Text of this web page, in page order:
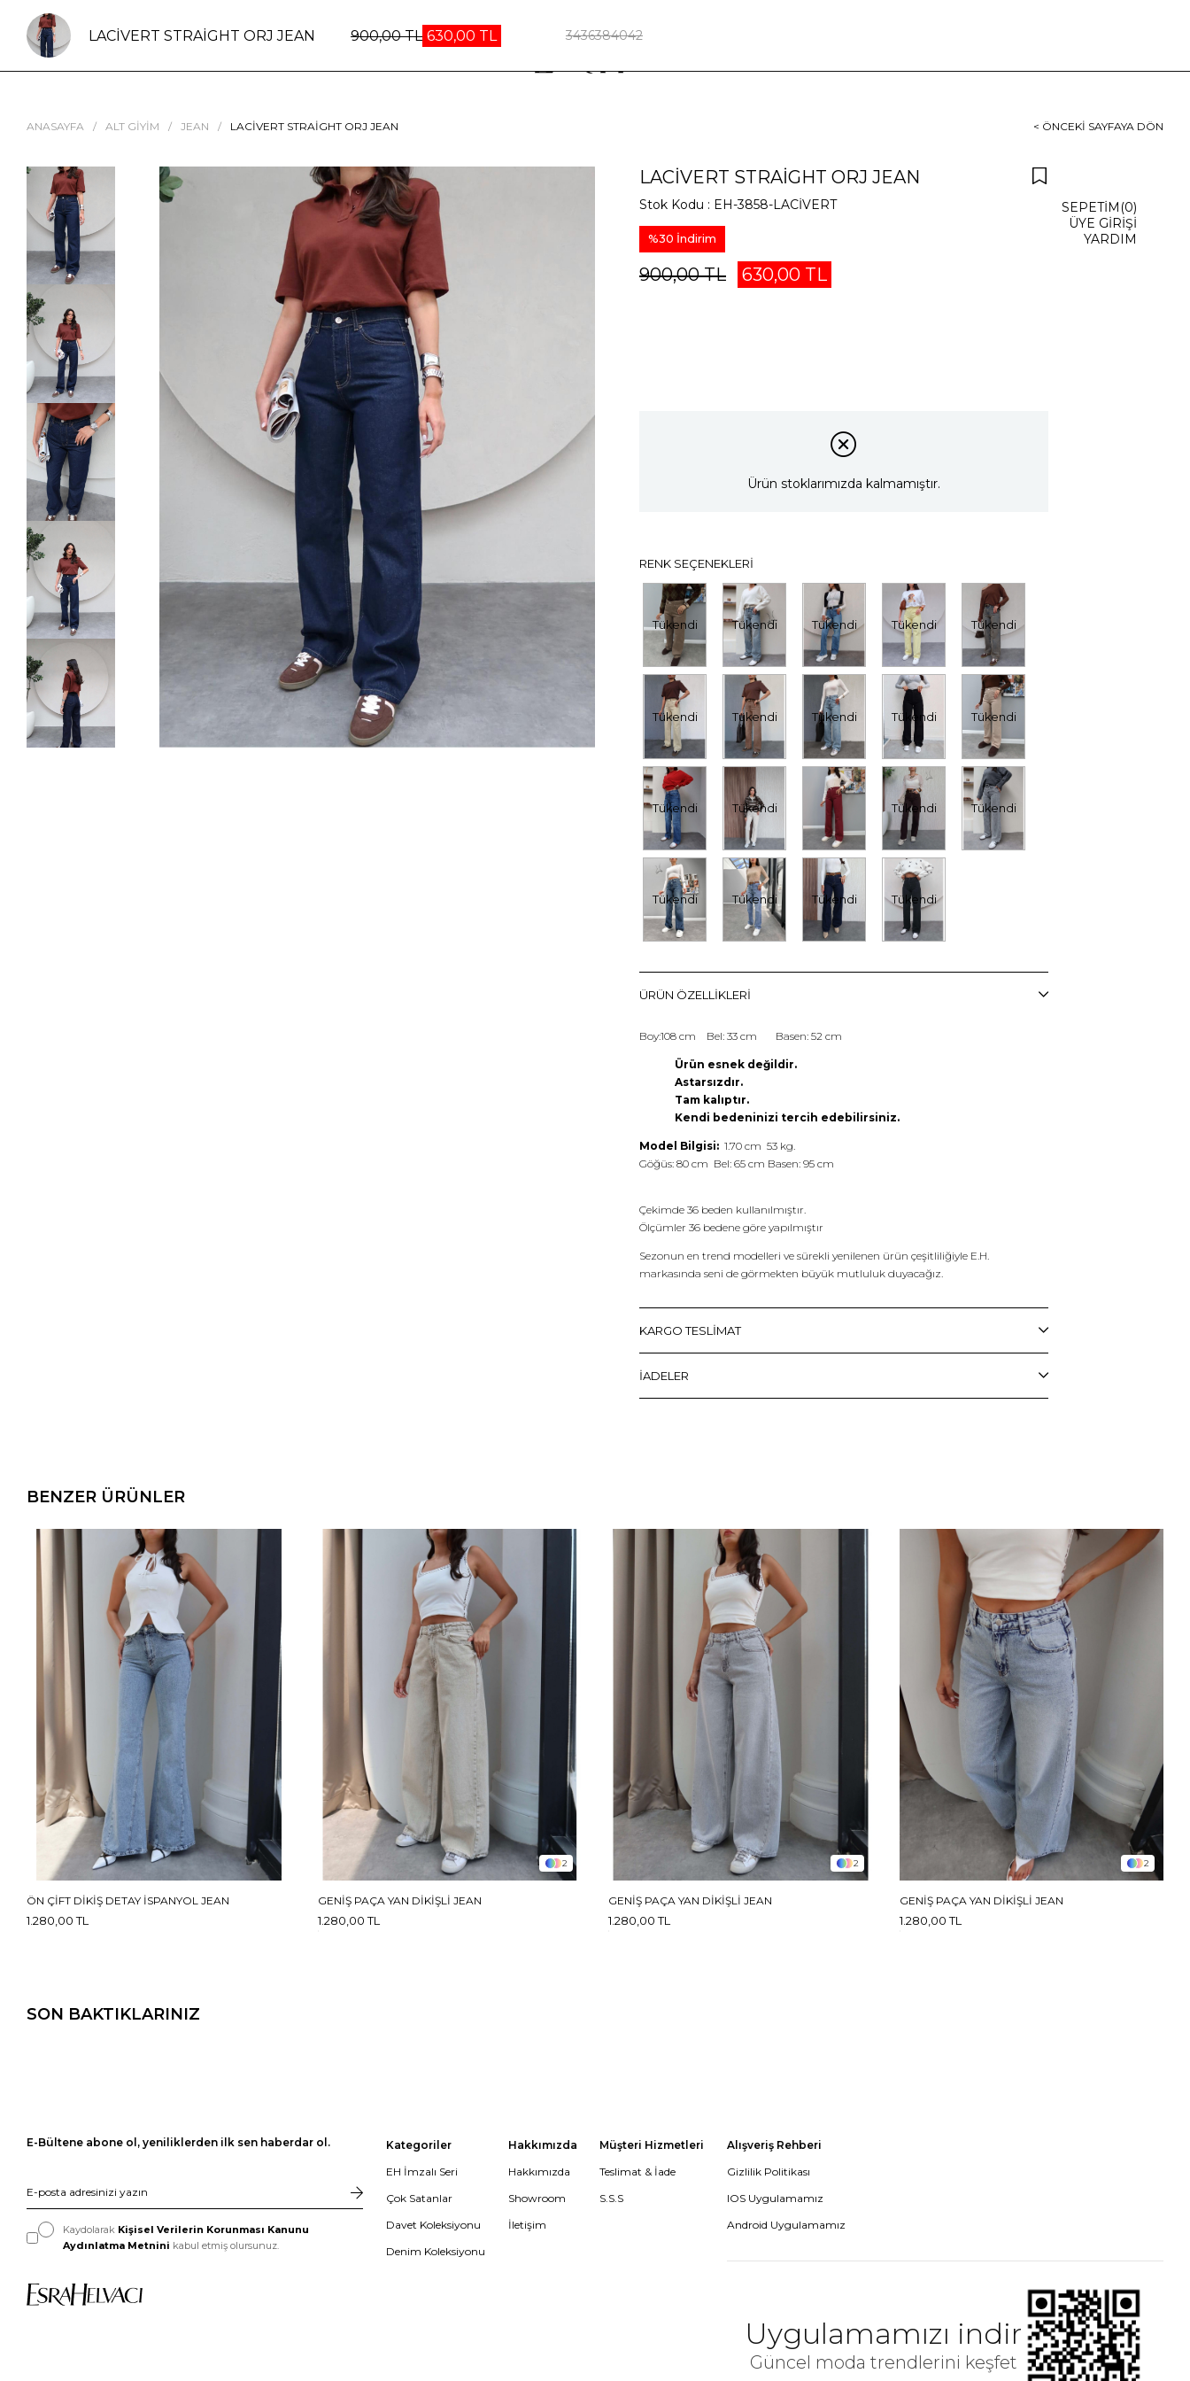
SEPETIM 0
ÜYE GIRIŞI
YARDIM
ANASAYFA ALT GIYIM JEAN LACIVERT STRAIGHT ORJ JEAN < ÖNCEKI SAYFAYA DÖN
LACIVERT STRAIGHT ORJ JEAN
Stok Kodu EH-3858-LACİVERT
%30 İndirim
900,00 TL 630,00 TL
Ürün stoklarımızda kalmamıştır.
RENK SEÇENEKLERI
Tükendi Tükendi Tükendi Tükendi Tükendi
Tükendi Tükendi Tükendi Tükendi Tükendi
Tükendi Tükendi Tükendi Tükendi
Tükendi Tükendi Tükendi Tükendi
ÜRÜN ÖZELLIKLERI
Boy:108 cm Bel: 33 cm Basen: 52 cm
Ürün esnek değildir.
Astarsızdır.
Tam kalıptır.
Kendi bedeninizi tercih edebilirsiniz.
Model Bilgisi: 1.70 cm 53 kg.
Göğüs: 80 cm Bel: 65 cm Basen: 95 cm
Çekimde 36 beden kullanılmıştır.
Ölçümler 36 bedene göre yapılmıştır
Sezonun en trend modelleri ve sürekli yenilenen ürün çeşitliliğiyle E.H.
markasında seni de görmekten büyük mutluluk duyacağız.
KARGO TESLİMAT
İADELER
LACIVERT STRAIGHT ORJ JEAN 900,00 TL 630,00 TL 3436384042
BENZER ÜRÜNLER
ÖN ÇIFT DIKIŞ DETAY İSPANYOL JEAN
1.280,00 TL
2
GENIŞ PAÇA YAN DIKIŞLI JEAN
1.280,00 TL
2
GENIŞ PAÇA YAN DIKIŞLI JEAN
1.280,00 TL
2
GENIŞ PAÇA YAN DIKIŞLI JEAN
1.280,00 TL
SON BAKTIKLARINIZ
E-Bültene abone ol, yeniliklerden ilk sen haberdar ol.
Kaydolarak Kişisel Verilerin Korunması Kanunu
Aydınlatma Metnini kabul etmiş olursunuz.
Kategoriler
EH İmzalı Seri
Çok Satanlar
Davet Koleksiyonu
Denim Koleksiyonu
Hakkımızda
Hakkımızda
Showroom
İletişim
Müşteri Hizmetleri
Teslimat & İade
S.S.S
Alışveriş Rehberi
Gizlilik Politikası
IOS Uygulamamız
Android Uygulamamız
Uygulamamızı indir
Güncel moda trendlerini keşfet